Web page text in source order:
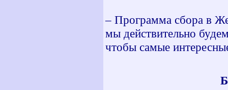
– Программа сбора в
мы действительно
чтобы самые